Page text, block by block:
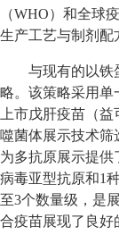
（WHO）和全球
生产工艺与制剂配
与现有的以铁
略。该策略采用单
上市戊肝疫苗（益
噬菌体展示技术筛
为多抗原展示提供
病毒亚型抗原和1
至3个数量级，是
合疫苗展现了良好